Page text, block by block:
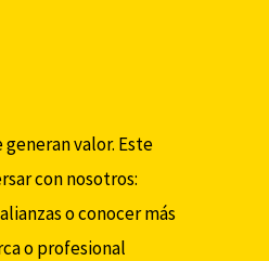
valor. Este
con nosotros:
o conocer más
o profesional